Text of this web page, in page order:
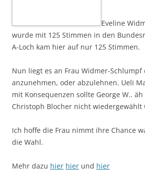
Eveline
wurde mit 125 Stimmen in den
A-Loch kam hier auf nur 125 Stimmen.
Nun liegt es an Frau Widmer-Schlumpf
anzunehmen, oder abzulehnen. Ueli
mit Konsequenzen sollte George W..
Christoph Blocher nicht wiedergewählt
Ich hoffe die Frau nimmt ihre Chance
die Wahl.
Mehr dazu hier hier und hier